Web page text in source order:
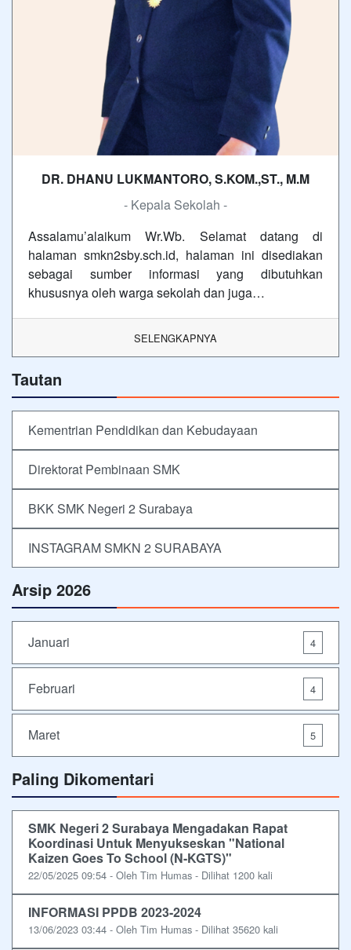
DR. DHANU LUKMANTORO, S.KOM.,ST., M.M
- Kepala Sekolah -
Assalamu’alaikum Wr.Wb. Selamat datang di
halaman smkn2sby.sch.id, halaman ini disediakan
sebagai sumber informasi yang dibutuhkan
khususnya oleh warga sekolah dan juga…
SELENGKAPNYA
Tautan
Kementrian Pendidikan dan Kebudayaan
Direktorat Pembinaan SMK
BKK SMK Negeri 2 Surabaya
INSTAGRAM SMKN 2 SURABAYA
Arsip 2026
Januari 4
Februari 4
Maret 5
Paling Dikomentari
SMK Negeri 2 Surabaya Mengadakan Rapat
Koordinasi Untuk Menyukseskan "National
Kaizen Goes To School (N-KGTS)"
22/05/2025 09:54 - Oleh Tim Humas - Dilihat 1200 kali
INFORMASI PPDB 2023-2024
13/06/2023 03:44 - Oleh Tim Humas - Dilihat 35620 kali